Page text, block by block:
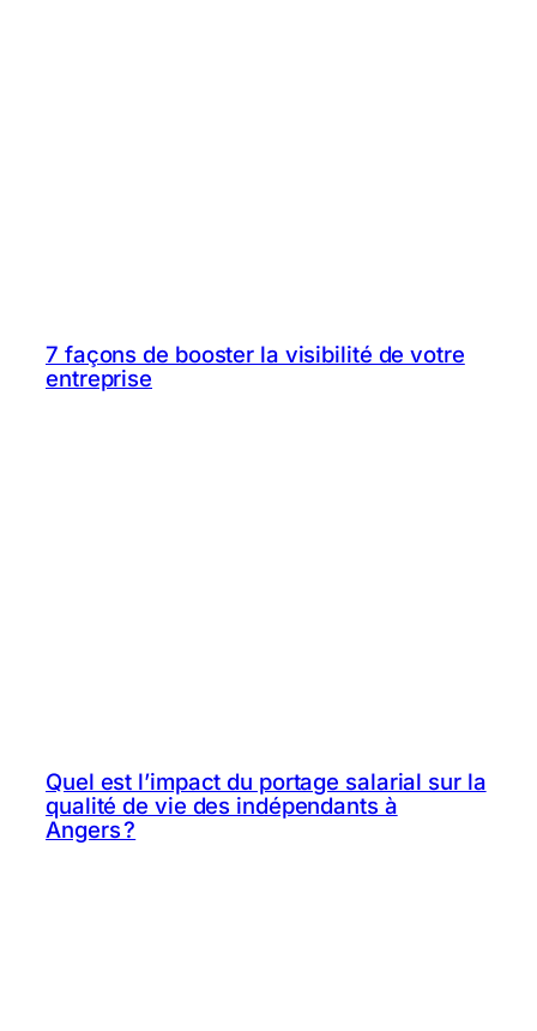
7 façons de booster la visibilité de votre
entreprise
Quel est l’impact du portage salarial sur la
qualité de vie des indépendants à
Angers ?